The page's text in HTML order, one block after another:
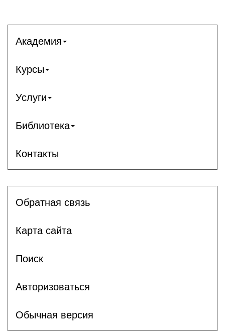
Академия
Курсы
Услуги
Библиотека
Контакты
Обратная связь
Карта сайта
Поиск
Авторизоваться
Обычная версия